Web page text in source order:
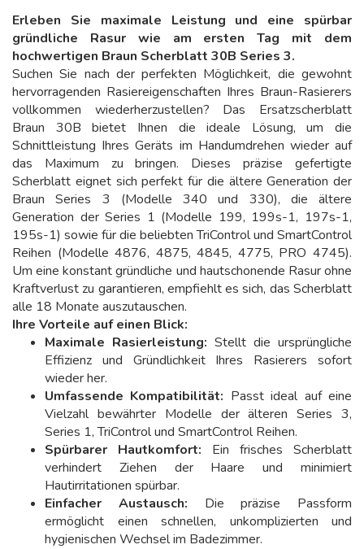
Erleben Sie maximale Leistung und eine spürbar
gründliche Rasur wie am ersten Tag mit dem
hochwertigen Braun Scherblatt 30B Series 3.
Suchen Sie nach der perfekten Möglichkeit, die gewohnt
hervorragenden Rasiereigenschaften Ihres Braun-Rasierers
vollkommen wiederherzustellen? Das Ersatzscherblatt
Braun 30B bietet Ihnen die ideale Lösung, um die
Schnittleistung Ihres Geräts im Handumdrehen wieder auf
das Maximum zu bringen. Dieses präzise gefertigte
Scherblatt eignet sich perfekt für die ältere Generation der
Braun Series 3 (Modelle 340 und 330), die ältere
Generation der Series 1 (Modelle 199, 199s-1, 197s-1,
195s-1) sowie für die beliebten TriControl und SmartControl
Reihen (Modelle 4876, 4875, 4845, 4775, PRO 4745).
Um eine konstant gründliche und hautschonende Rasur ohne
Kraftverlust zu garantieren, empfiehlt es sich, das Scherblatt
alle 18 Monate auszutauschen.
Ihre Vorteile auf einen Blick:
Maximale Rasierleistung: Stellt die ursprüngliche
Effizienz und Gründlichkeit Ihres Rasierers sofort
wieder her.
Umfassende Kompatibilität: Passt ideal auf eine
Vielzahl bewährter Modelle der älteren Series 3,
Series 1, TriControl und SmartControl Reihen.
Spürbarer Hautkomfort: Ein frisches Scherblatt
verhindert Ziehen der Haare und minimiert
Hautirritationen spürbar.
Einfacher Austausch: Die präzise Passform
ermöglicht einen schnellen, unkomplizierten und
hygienischen Wechsel im Badezimmer.